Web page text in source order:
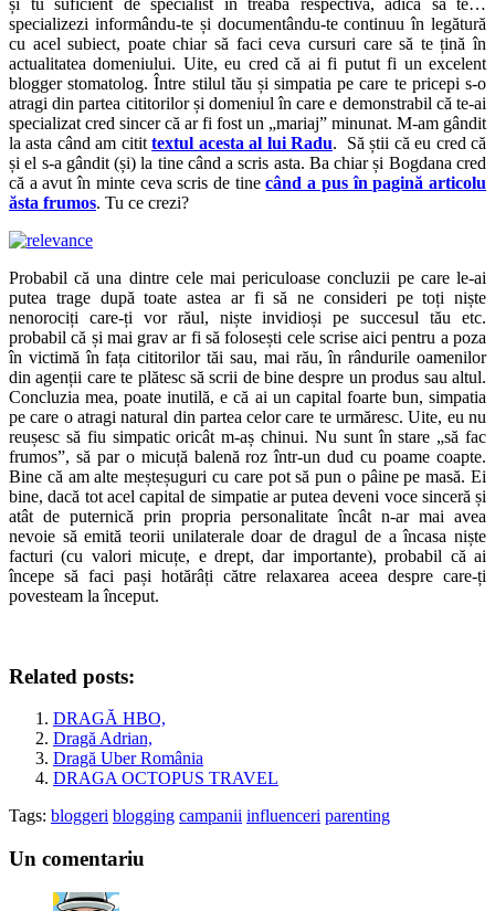
specializezi informându-te și documentându-te continuu în legătură
cu acel subiect, poate chiar să faci ceva cursuri care să te țină în
actualitatea domeniului. Uite, eu cred că ai fi putut fi un excelent
blogger stomatolog. Între stilul tău și simpatia pe care te pricepi s-o
atragi din partea cititorilor și domeniul în care e demonstrabil că te-ai
specializat cred sincer că ar fi fost un „mariaj” minunat. M-am gândit
la asta când am citittextul acesta al lui Radu. Să știi că eu cred că
și el s-a gândit (și) la tine când a scris asta. Ba chiar și Bogdana cred
că a avut în minte ceva scris de tinecând a pus în pagină articolu
ăsta frumos. Tu ce crezi?
Probabil că una dintre cele mai periculoase concluzii pe care le-ai
putea trage după toate astea ar fi să ne consideri pe toți niște
nenorociți care-ți vor răul, niște invidioși pe succesul tău etc.
probabil că și mai grav ar fi să folosești cele scrise aici pentru a poza
în victimă în fața cititorilor tăi sau, mai rău, în rândurile oamenilor
din agenții care te plătesc să scrii de bine despre un produs sau altul.
Concluzia mea, poate inutilă, e că ai un capital foarte bun, simpatia
pe care o atragi natural din partea celor care te urmăresc. Uite, eu nu
reușesc să fiu simpatic oricât m-aș chinui. Nu sunt în stare „să fac
frumos”, să par o micuță balenă roz într-un dud cu poame coapte.
Bine că am alte meșteșuguri cu care pot să pun o pâine pe masă. Ei
bine, dacă tot acel capital de simpatie ar putea deveni voce sinceră și
atât de puternică prin propria personalitate încât n-ar mai avea
nevoie să emită teorii unilaterale doar de dragul de a încasa niște
facturi (cu valori micuțe, e drept, dar importante), probabil că ai
începe să faci pași hotărâți către relaxarea aceea despre care-ți
povesteam la început.
Related posts:
DRAGĂ HBO,
Dragă Adrian,
Dragă Uber România
DRAGA OCTOPUS TRAVEL
Tags: bloggeri blogging campanii influenceri parenting
Un comentariu